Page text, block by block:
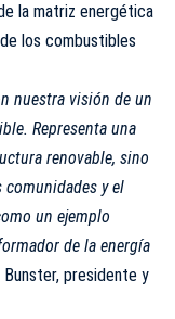
la matriz energética
los combustibles
nuestra visión de un
Representa una
renovable, sino
comunidades y el
un ejemplo
de la energía
Bunster, presidente y